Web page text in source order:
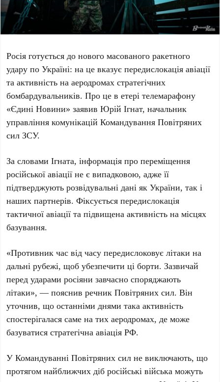
Росія готується до нового масованого ракетного
удару по Україні: на це вказує передислокація авіації
та активність на аеродромах стратегічних
бомбардувальників. Про це в етері телемарафону
«Єдині Новини» заявивЮрій Ігнат, начальник
управління комунікацій Командування Повітряних
сил ЗСУ.
За словамиІгната, інформація про переміщення
російської авіації не є випадковою, адже її
підтверджують розвідувальні дані як України, так і
наших партнерів. Фіксується передислокація
тактичної авіації та підвищена активність на місцях
базування.
«Противник час від часу передислоковує літаки на
дальні рубежі, щоб убезпечити ці борти. Зазвичай
перед ударами росіяни завчасно споряджають
літаки», — пояснив речник Повітряних сил. Він
уточнив, що останніми днями така активність
спостерігалася саме на тих аеродромах, де може
базуватися стратегічна авіація РФ.
У Командуванні Повітряних сил не виключають, що
протягом найближчих діб російські війська можуть